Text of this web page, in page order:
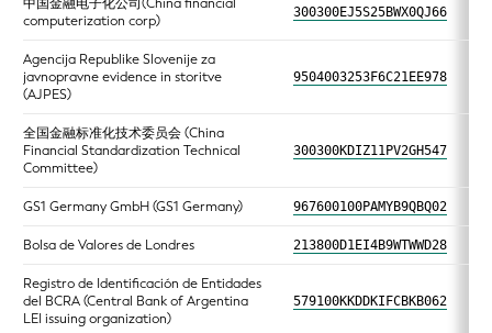
computerization corp)
300300EJ5S25BWX0QJ66
Agencija Republike Slovenije za
javnopravne evidence in storitve
(AJPES)
9504003253F6C21EE978
全国金融标准化技术委员会 (China
Financial Standardization Technical
Committee)
300300KDIZ11PV2GH547
GS1 Germany GmbH (GS1 Germany) 967600100PAMYB9QBQ02
Bolsa de Valores de Londres 213800D1EI4B9WTWWD28
Registro de Identificación de Entidades
del BCRA (Central Bank of Argentina
LEI issuing organization)
579100KKDDKIFCBKB062